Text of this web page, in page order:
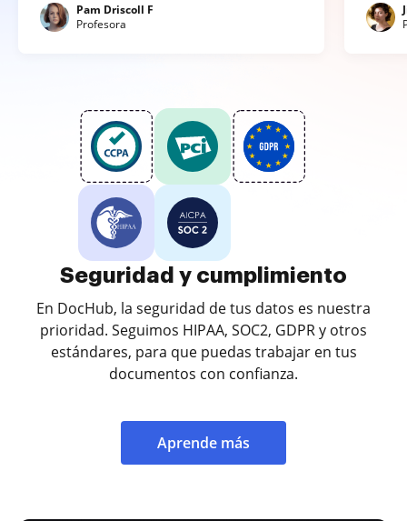
Pam Driscoll F
Profesora
Seguridad y cumplimiento
En DocHub, la seguridad de tus datos es nuestra
prioridad. Seguimos HIPAA, SOC2, GDPR y otros
estándares, para que puedas trabajar en tus
documentos con confianza.
Aprende más